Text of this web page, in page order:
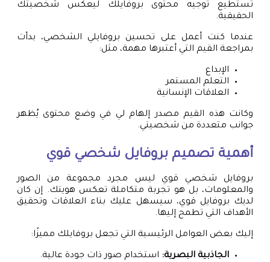
تستطيع توجيه محتوى بروفايلك ليعكس شخصيتك
الحقيقية.
عندما كنت أعمل على تحسين بروفايلي الشخصي، بدأت
بمراجعة القيم التي أعتبرها مهمة، مثل:
الإبداع
التعلم المستمر
العلاقات الإنسانية
وكانت هذه القيم مصدر إلهام لي في وضع محتوى يُظهر
جوانب متعددة من شخصيتي.
أهمية تصميم بروفايل شخصي قوي
بروفايل شخصي قوي ليس مجرد مجموعة من الصور
والمعلومات، بل هو تجربة متكاملة تعكس هويتك. إن كان
لديك بروفايل قوي، سيسهل عليك بناء العلاقات وتحقيق
الأهداف التي تطمح إليها.
إليك بعض العوامل الرئيسية التي تجعل بروفايلك مميزًا:
الجاذبية البصرية: استخدام صور ذات جودة عالية.